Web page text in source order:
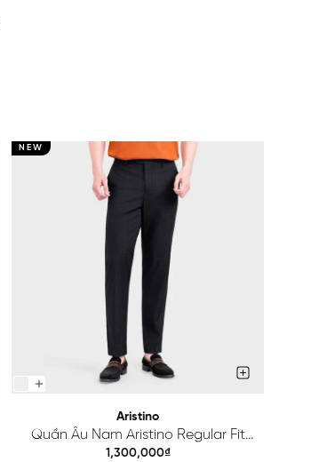
NEW
Aristino
Quần Âu Nam Aristino Regular Fit
ATR203S0H2
1,300,000₫